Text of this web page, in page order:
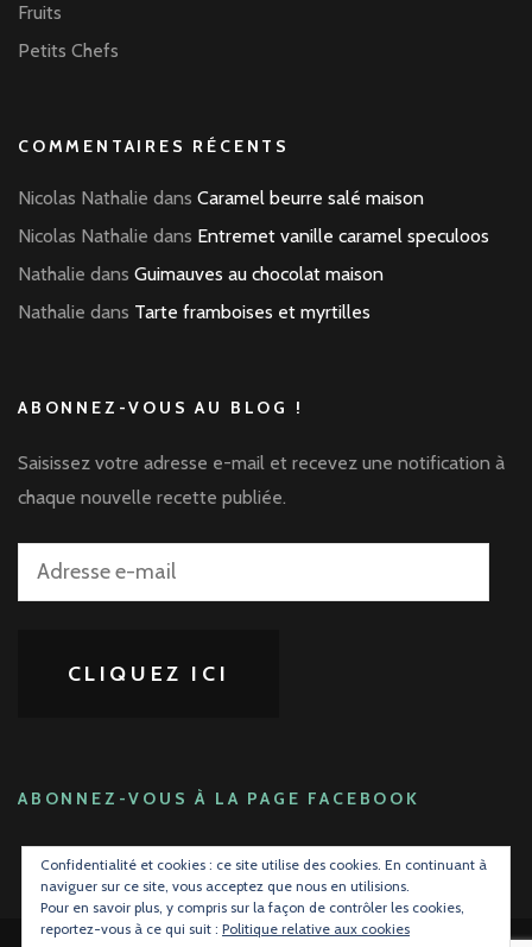
Fruits
Petits Chefs
COMMENTAIRES RÉCENTS
Nicolas Nathalie dans Caramel beurre salé maison
Nicolas Nathalie dans Entremet vanille caramel speculoos
Nathalie dans Guimauves au chocolat maison
Nathalie dans Tarte framboises et myrtilles
ABONNEZ-VOUS AU BLOG !
Saisissez votre adresse e-mail et recevez une notification à
chaque nouvelle recette publiée.
Adresse
CLIQUEZ ICI
ABONNEZ-VOUS À LA PAGE FACEBOOK
Confidentialité et cookies : ce site utilise des cookies. En continuant à
naviguer sur ce site, vous acceptez que nous en utilisions.
Pour en savoir plus, y compris sur la façon de contrôler les cookies,
reportez-vous à ce qui suit : Politique relative aux cookies